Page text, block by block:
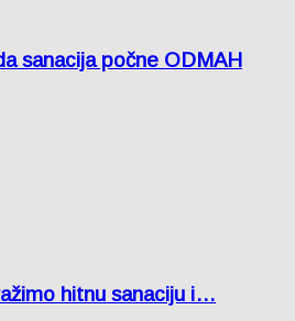
sanacija počne ODMAH
hitnu sanaciju i…